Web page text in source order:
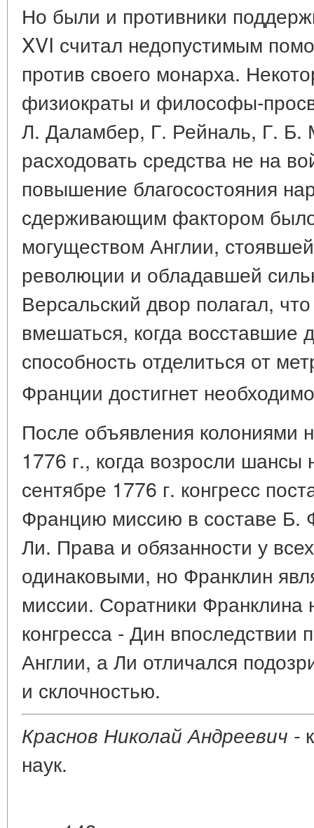
Но были и противники
XVI считал недопустимым
против своего монарха.
физиократы и философы-
Л. Даламбер, Г. Рейналь, Г. Б.
расходовать средства не на
повышение благосостояния
сдерживающим фактором
могуществом Англии,
революции и обладавшей
Версальский двор полагал,
вмешаться, когда
способность отделиться от
Франции достигнет
После объявления колониями
1776 г., когда возросли
сентябре 1776 г. конгресс
Францию миссию в составе Б.
Ли. Права и обязанности у
одинаковыми, но Франклин
миссии. Соратники
конгресса - Дин впоследствии
Англии, а Ли отличался
и склочностью.
Краснов Николай Андреевич -
наук.